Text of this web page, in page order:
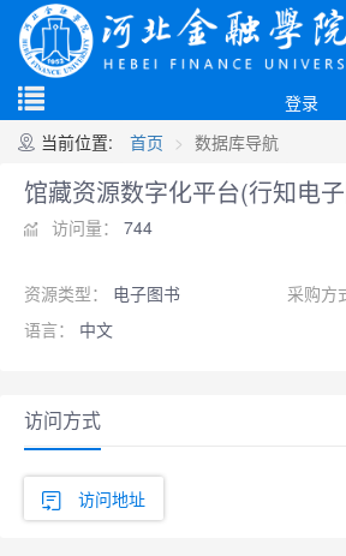
登录
当前位置:
首页 数据库导航
馆藏资源数字化平台(行知电
访问量： 744
资源类型： 电子图书 采购方
语言： 中文
访问方式
访问地址